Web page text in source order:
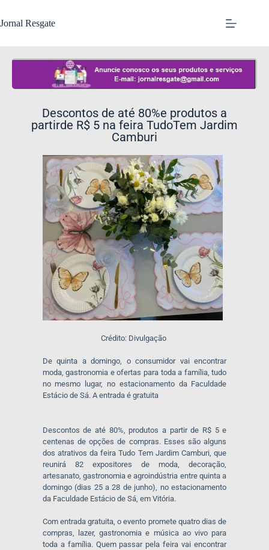
Jornal Resgate
Descontos de até 80%e produtos a
partirde R$ 5 na feira TudoTem Jardim
Camburi
Crédito: Divulgação
De quinta a domingo, o consumidor vai encontrar
moda, gastronomia e ofertas para toda a família, tudo
no mesmo lugar, no estacionamento da Faculdade
Estácio de Sá. A entrada é gratuita
Descontos de até 80%, produtos a partir de R$ 5 e
centenas de opções de compras. Esses são alguns
dos atrativos da feira Tudo Tem Jardim Camburi, que
reunirá 82 expositores de moda, decoração,
artesanato, gastronomia e agroindústria entre quinta a
domingo (dias 25 a 28 de junho), no estacionamento
da Faculdade Estácio de Sá, em Vitória.
Com entrada gratuita, o evento promete quatro dias de
compras, lazer, gastronomia e música ao vivo para
toda a família. Quem passar pela feira vai encontrar